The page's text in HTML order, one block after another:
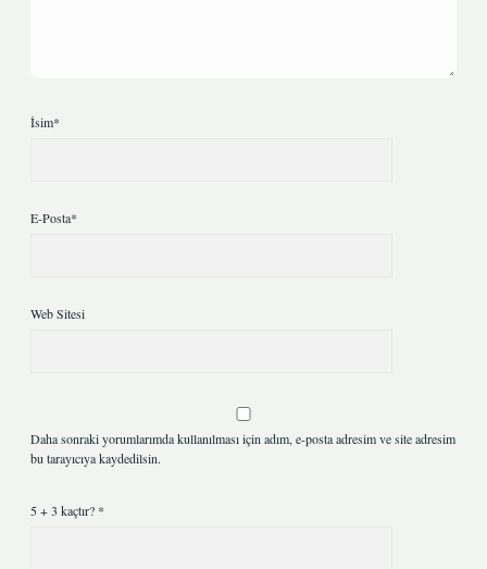
İsim*
E-Posta*
Web Sitesi
Daha sonraki yorumlarımda kullanılması için adım, e-posta adresim ve site adresim
bu tarayıcıya kaydedilsin.
5 + 3 kaçtır? *